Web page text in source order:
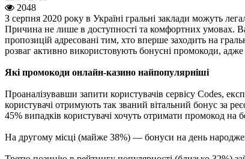
2048
З серпня 2020 року в Україні гральні заклади можуть
Причина не лише в доступності та комфортних умовах.
пропозицій адресовані тим, хто вперше заходить на
розваг активно використовують бонусні промокоди,
Які промокоди онлайн-казино найпопулярніші
Проаналізувавши запити користувачів сервісу Codes,
користувачі отримують так званий вітальний бонус за
45% випадків користувачі хочуть отримати промокод на
На другому місці (майже 38%) — бонуси на день